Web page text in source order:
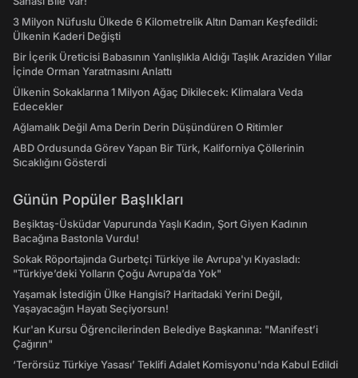
3 Milyon Nüfuslu Ülkede 6 Kilometrelik Altın Damarı Keşfedildi:
Ülkenin Kaderi Değişti
Bir İçerik Üreticisi Babasının Yanlışlıkla Aldığı Taşlık Araziden Yıllar
İçinde Orman Yaratmasını Anlattı
Ülkenin Sokaklarına 1 Milyon Ağaç Dikilecek: Klimalara Veda
Edecekler
Ağlamalık Değil Ama Derin Derin Düşündüren O Ritimler
ABD Ordusunda Görev Yapan Bir Türk, Kaliforniya Çöllerinin
Sıcaklığını Gösterdi
Günün Popüler Başlıkları
Beşiktaş-Üsküdar Vapurunda Yaşlı Kadın, Şort Giyen Kadının
Bacağına Bastonla Vurdu!
Sokak Röportajında Gurbetçi Türkiye ile Avrupa'yı Kıyasladı:
"Türkiye’deki Yolların Çoğu Avrupa’da Yok"
Yaşamak İstediğin Ülke Hangisi? Haritadaki Yerini Değil,
Yaşayacağın Hayatı Seçiyorsun!
Kur'an Kursu Öğrencilerinden Belediye Başkanına: "Manifest’i
Çağırın"
‘Terörsüz Türkiye Yasası’ Teklifi Adalet Komisyonu'nda Kabul Edildi